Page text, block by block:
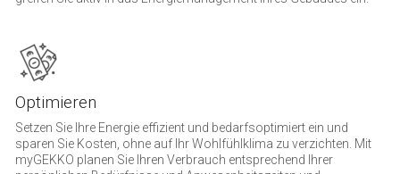
Optimieren
Setzen Sie Ihre Energie effizient und bedarfsoptimiert ein und
sparen Sie Kosten, ohne auf Ihr Wohlfühlklima zu verzichten. Mit
myGEKKO planen Sie Ihren Verbrauch entsprechend Ihrer